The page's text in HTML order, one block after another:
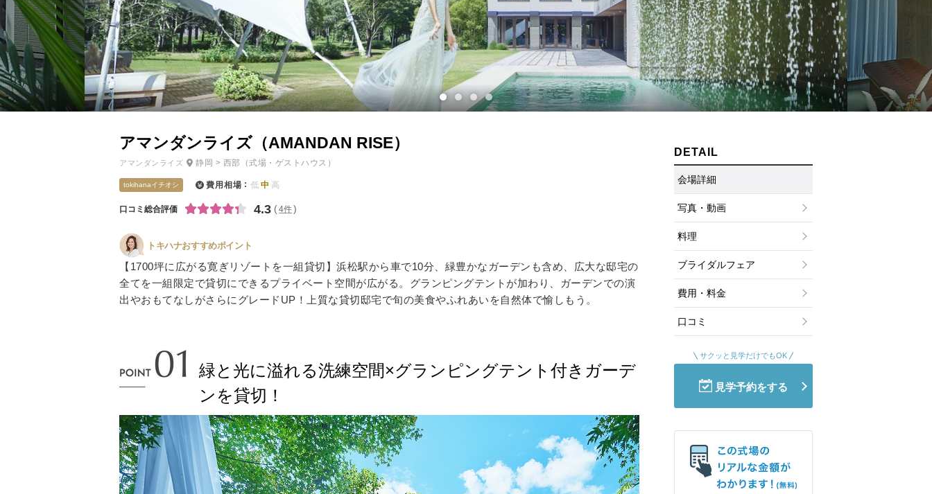
メンズ
メンズ （メーカー直送）
小物
すべてのアイテム
ドレスショップ一覧
演出映像
記録映像
すべてのアイテム
ムービーショップ一覧
DETAIL
会場詳細
写真・動画
料理
ブライダルフェア
費用・料金
口コミ
サクッと見学だけでもOK
見学予約をする
アマンダンライズ（AMANDAN RISE）
アマンダンライズ 静岡 > 西部 （式場・ゲストハウス）
tokihanaイチオシ 費用相場 低 中 高
口コミ総合評価 4.3 4件
トキハナおすすめポイント
【1700坪に広がる寛ぎリゾートを一組貸切】浜松駅から車で10分、緑豊かなガーデンも含め、広大な邸宅の
全てを一組限定で貸切にできるプライベート空間が広がる。グランピングテントが加わり、ガーデンでの演
出やおもてなしがさらにグレードUP！上質な貸切邸宅で旬の美食やふれあいを自然体で愉しもう。
緑と光に溢れる洗練空間×グランピングテント付きガーデ
ンを貸切！